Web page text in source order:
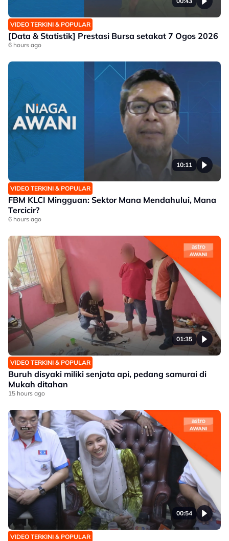
VIDEO TERKINI & POPULAR
[Data & Statistik] Prestasi Bursa setakat 7 Ogos 2026
6 hours ago
10:11
VIDEO TERKINI & POPULAR
FBM KLCI Mingguan: Sektor Mana Mendahului, Mana
Tercicir?
6 hours ago
01:35
VIDEO TERKINI & POPULAR
Buruh disyaki miliki senjata api, pedang samurai di
Mukah ditahan
15 hours ago
00:54
VIDEO TERKINI & POPULAR